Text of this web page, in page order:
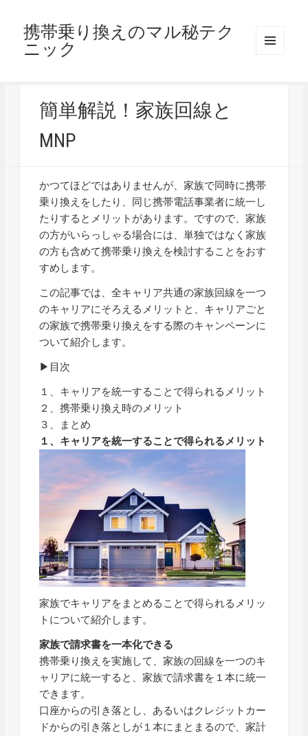
携帯乗り換えのマル秘テク
ニック
簡単解説！家族回線と
MNP
かつてほどではありませんが、家族で同時に携帯
乗り換えをしたり、同じ携帯電話事業者に統一し
たりするとメリットがあります。ですので、家族
の方がいらっしゃる場合には、単独ではなく家族
の方も含めて携帯乗り換えを検討することをおす
すめします。
この記事では、全キャリア共通の家族回線を一つ
のキャリアにそろえるメリットと、キャリアごと
の家族で携帯乗り換えをする際のキャンペーンに
ついて紹介します。
▶目次
１、キャリアを統一することで得られるメリット
２、携帯乗り換え時のメリット
３、まとめ
１、キャリアを統一することで得られるメリット
家族でキャリアをまとめることで得られるメリッ
トについて紹介します。
家族で請求書を一本化できる
携帯乗り換えを実施して、家族の回線を一つのキ
ャリアに統一すると、家族で請求書を１本に統一
できます。
口座からの引き落とし、あるいはクレジットカー
ドからの引き落としが１本にまとまるので、家計